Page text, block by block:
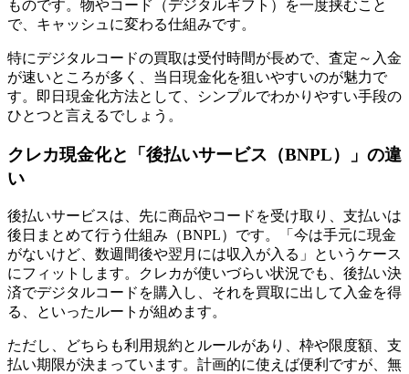
ものです。物やコード（デジタルギフト）を一度挟むこと
で、キャッシュに変わる仕組みです。
特にデジタルコードの買取は受付時間が長めで、査定～入金
が速いところが多く、当日現金化を狙いやすいのが魅力で
す。即日現金化方法として、シンプルでわかりやすい手段の
ひとつと言えるでしょう。
クレカ現金化と「後払いサービス（BNPL）」の違
い
後払いサービスは、先に商品やコードを受け取り、支払いは
後日まとめて行う仕組み（BNPL）です。「今は手元に現金
がないけど、数週間後や翌月には収入が入る」というケース
にフィットします。クレカが使いづらい状況でも、後払い決
済でデジタルコードを購入し、それを買取に出して入金を得
る、といったルートが組めます。
ただし、どちらも利用規約とルールがあり、枠や限度額、支
払い期限が決まっています。計画的に使えば便利ですが、無